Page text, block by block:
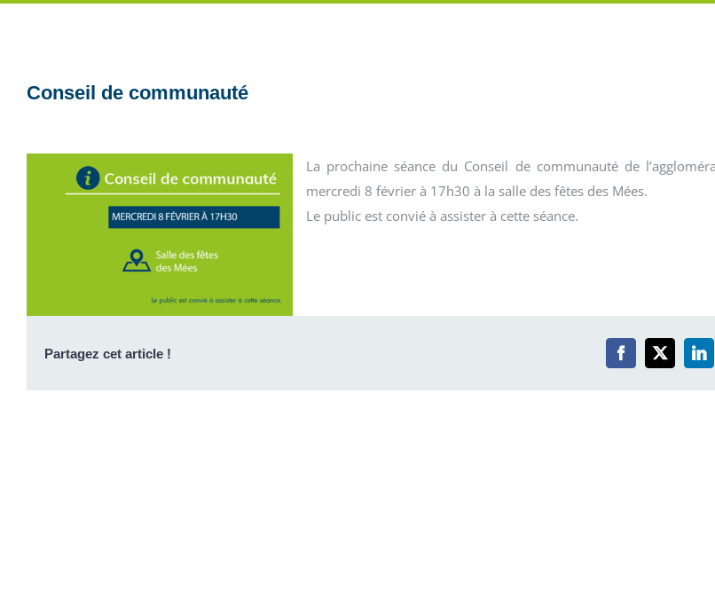
Conseil de communauté
La prochaine séance du Conseil de communauté de
mercredi 8 février à 17h30 à la salle des fêtes des Mées.
Le public est convié à assister à cette séance.
Partagez cet article ! Facebook
X